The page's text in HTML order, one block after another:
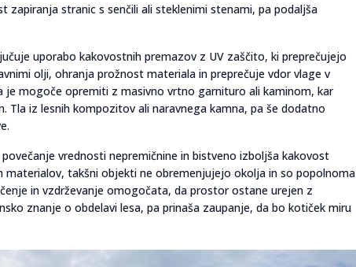
stranic s senčili ali steklenimi stenami, pa podaljša
uporabo kakovostnih premazov z UV zaščito, ki preprečujejo
olji, ohranja prožnost materiala in preprečuje vdor vlage v
mogoče opremiti z masivno vrtno garnituro ali kaminom, kar
iz lesnih kompozitov ali naravnega kamna, pa še dodatno
vrednosti nepremičnine in bistveno izboljša kakovost
materialov, takšni objekti ne obremenjujejo okolja in so popolnoma
in vzdrževanje omogočata, da prostor ostane urejen z
znanje o obdelavi lesa, pa prinaša zaupanje, da bo kotiček miru